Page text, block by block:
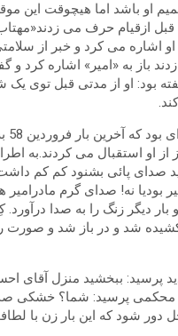
او باشد اما هیچوقت این
ازقیام حرف می
می کرد و خبر از
حرفهائی که می زدند باز به «امیر»
بود: او از مدتی قبل توی
او استقبال می کردند.به
صدای پائی بشنود کم کم
بودیا نه! صدای گرم
دیگر زنگ را به صدا
شد و در باز شد و صورت
ببخشید منزل آقای
محکمی پرسید: شما؟ خشکی صدا
شود که این بار زن با